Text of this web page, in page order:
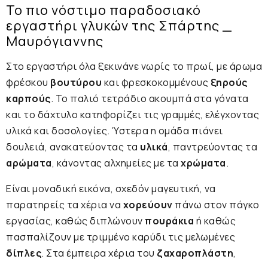
Το πιο νόστιμο παραδοσιακό
εργαστήρι γλυκών της Σπάρτης _
Μαυρόγιαννης
Στο εργαστήρι όλα ξεκινάνε νωρίς το πρωί, με άρωμα
φρέσκου βουτύρου και φρεσκοκομμένους ξηρούς
καρπούς. Το παλιό τετράδιο ακουμπά στα γόνατα
και το δάχτυλο κατηφορίζει τις γραμμές, ελέγχοντας
υλικά και δοσολογίες. Ύστερα η ομάδα πιάνει
δουλειά, ανακατεύοντας τα υλικά, παντρεύοντας τα
αρώματα, κάνοντας αλχημείες με τα χρώματα.
Είναι μοναδική εικόνα, σχεδόν μαγευτική, να
παρατηρείς τα χέρια να χορεύουν πάνω στον πάγκο
εργασίας, καθώς διπλώνουν πουράκια ή καθώς
πασπαλίζουν με τριμμένο καρύδι τις μελωμένες
δίπλες. Στα έμπειρα χέρια του ζαχαροπλάστη,